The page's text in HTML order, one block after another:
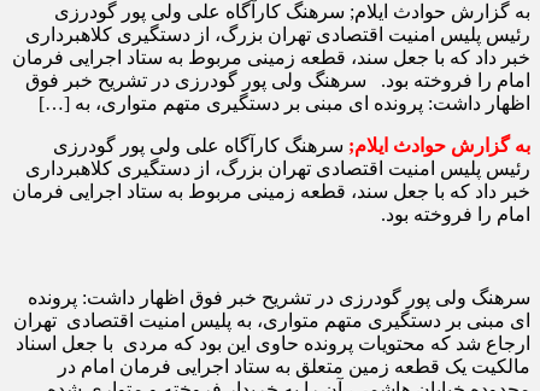
به گزارش حوادث ایلام; سرهنگ کارآگاه علی ولی پور گودرزی
رئیس پلیس امنیت اقتصادی تهران بزرگ، از دستگیری کلاهبرداری
خبر داد که با جعل سند، قطعه زمینی مربوط به ستاد اجرایی فرمان
امام را فروخته بود. سرهنگ ولی پور گودرزی در تشریح خبر فوق
اظهار داشت: پرونده ای مبنی بر دستگیری متهم متواری، به […]
به گزارش حوادث ایلام; سرهنگ کارآگاه علی ولی پور گودرزی
رئیس پلیس امنیت اقتصادی تهران بزرگ، از دستگیری کلاهبرداری
خبر داد که با جعل سند، قطعه زمینی مربوط به ستاد اجرایی فرمان
امام را فروخته بود.
سرهنگ ولی پور گودرزی در تشریح خبر فوق اظهار داشت: پرونده
ای مبنی بر دستگیری متهم متواری، به پلیس امنیت اقتصادی تهران
ارجاع شد که محتویات پرونده حاوی این بود که مردی با جعل اسناد
مالکیت یک قطعه زمین متعلق به ستاد اجرایی فرمان امام در